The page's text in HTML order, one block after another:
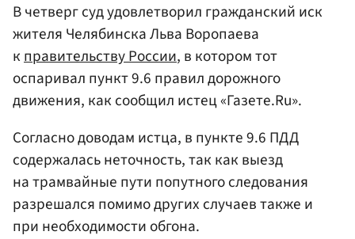
В четверг суд удовлетворил гражданский иск
жителя Челябинска Льва Воропаева
кправительству России, в котором тот
оспаривал пункт 9.6 правил дорожного
движения, как сообщил истец «Газете.Ru».
Согласно доводам истца, в пункте 9.6 ПДД
содержалась неточность, так как выезд
на трамвайные пути попутного следования
разрешался помимо других случаев также и
при необходимости обгона.